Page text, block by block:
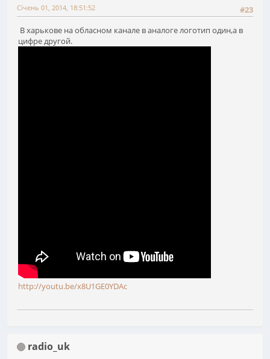
#23
Січень 01, 2014, 18:51:52
В харькове на обласном канале в аналоге логотип один,а в
цифре другой.
http://youtu.be/x8U1GE0YDAc
radio_uk